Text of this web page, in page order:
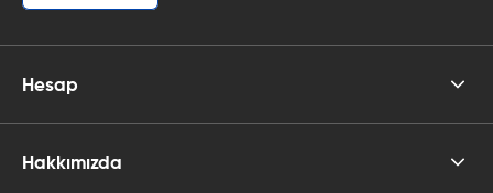
Hesap
Hakkımızda